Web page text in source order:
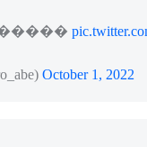
������
October 1, 2022